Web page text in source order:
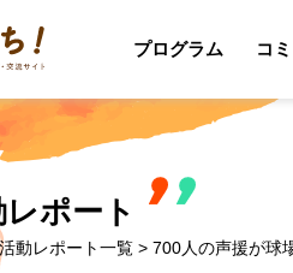
プログラム コ
ポート
活動レポート一覧 > 700人の声援が球